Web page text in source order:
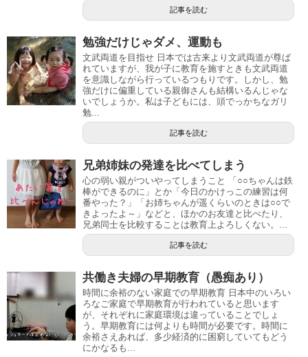
記事を読む
勉強だけじゃダメ、運動も
文武両道を目指せ 日本では古来より文武両道が尊ば
れていますが、我が子に教育を施すときも文武両道
を意識しながら行っているつもりです。しかし、勉
強だけに偏重している親御さんも結構いるんじゃな
いでしょうか。私は子どもには、頭でっかちなガリ
勉...
記事を読む
兄弟姉妹の発達を比べてしまう
心の弱い親がついやってしまうこと 「○○ちゃんは鉄
棒ができるのに」とか「今日のかけっこの練習は何
番やった？」「お姉ちゃんが遥くらいのときは○○で
きよったよ～」などと、ほかのお友達と比べたり、
兄弟同士を比較することは教育上よろしくない。...
記事を読む
共働き夫婦の早期教育（愚痴あり）
時間に余裕のない家庭での早期教育 日本中のいろい
ろなご家庭で早期教育が行われていると思います
が、それぞれに家庭環境は違っていることでしょ
う。早期教育には何よりも時間が必要です。時間に
余裕さえあれば、多少経済的に困窮していてもどう
にかなるも...